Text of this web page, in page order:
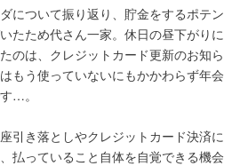
について振り返り、貯金をするポテン
たため代さん一家。休日の昼下がりに
のは、クレジットカード更新のお知ら
もう使っていないにもかかわらず年会
…。
引き落としやクレジットカード決済に
払っていること自体を自覚できる機会